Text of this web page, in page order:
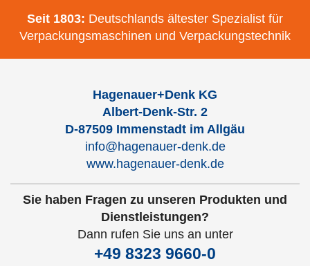
Seit 1803: Deutschlands ältester Spezialist für
Verpackungsmaschinen und Verpackungstechnik
Hagenauer+Denk KG
Albert-Denk-Str. 2
D-87509 Immenstadt im Allgäu
info@hagenauer-denk.de
www.hagenauer-denk.de
Sie haben Fragen zu unseren Produkten und
Dienstleistungen?
Dann rufen Sie uns an unter
+49 8323 9660-0